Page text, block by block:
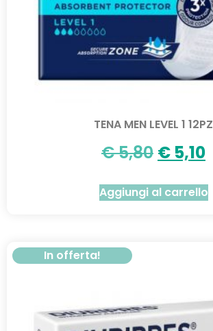
TENA MEN LEVEL 1 12PZ
€5,80 € 5,10
Aggiungi al carrello
In offerta!